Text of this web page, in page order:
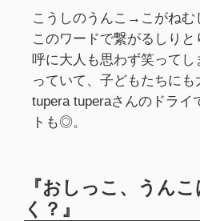
こうしのうんこ→こがね
このワードで繋がるしり
呼に大人も思わず笑って
っていて、子どもたちにも
tupera tuperaさんのドライ
トも◎。
『おしっこ、うん
く？』